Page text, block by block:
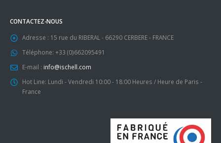
CONTACTEZ-NOUS
Adresse : 15 rue du RIBERAL - 66290 CERBERE - FRANCE
Téléphone: +33 (0)662095491
E-mail : info@ischell.com
Hot Line: Lundi - Vendredi 10:00 - 18:00 Heures / Heure de Paris -
France